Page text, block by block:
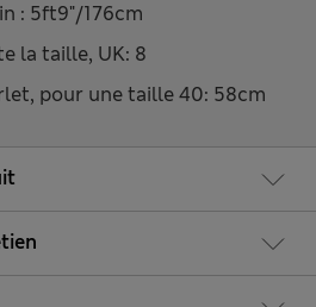
: 5ft9"/176cm
la taille, UK: 8
pour une taille 40: 58cm